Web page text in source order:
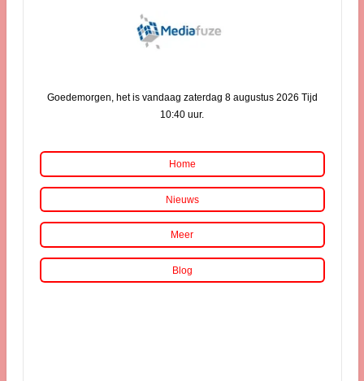
Goedemorgen, het is vandaag zaterdag 8 augustus 2026 Tijd
10:40 uur.
Home
Nieuws
Meer
Blog